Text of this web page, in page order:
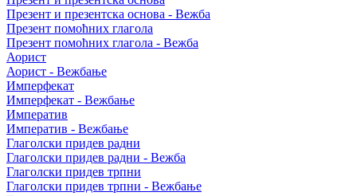
Презент и презентска основа - Вежба
Презент помоћних глагола
Презент помоћних глагола - Вежба
Аорист
Аорист - Вежбање
Имперфекат
Имперфекат - Вежбање
Императив
Императив - Вежбање
Глаголски придев радни
Глаголски придев радни - Вежба
Глаголски придев трпни
Глаголски придев трпни - Вежбање